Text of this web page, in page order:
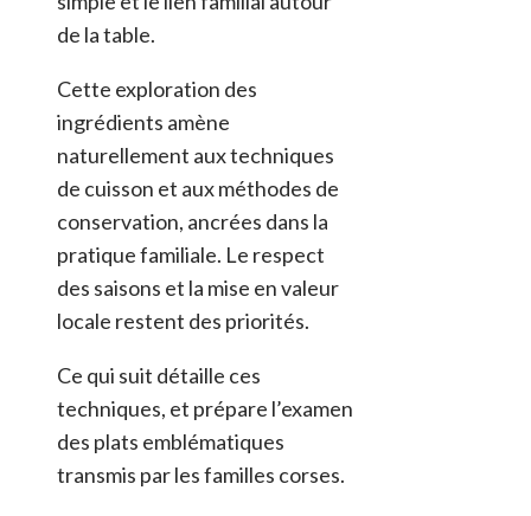
de la table.
Cette exploration des
ingrédients amène
naturellement aux techniques
de cuisson et aux méthodes de
conservation, ancrées dans la
pratique familiale. Le respect
des saisons et la mise en valeur
locale restent des priorités.
Ce qui suit détaille ces
techniques, et prépare l’examen
des plats emblématiques
transmis par les familles corses.